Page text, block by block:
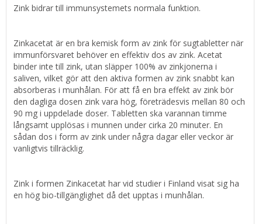
Zink bidrar till immunsystemets normala funktion.
Zinkacetat är en bra kemisk form av zink för sugtabletter när
immunförsvaret behöver en effektiv dos av zink. Acetat
binder inte till zink, utan släpper 100% av zinkjonerna i
saliven, vilket gör att den aktiva formen av zink snabbt kan
absorberas i munhålan. För att få en bra effekt av zink bör
den dagliga dosen zink vara hög, företrädesvis mellan 80 och
90 mg i uppdelade doser. Tabletten ska varannan timme
långsamt upplösas i munnen under cirka 20 minuter. En
sådan dos i form av zink under några dagar eller veckor är
vanligtvis tillräcklig.
Zink i formen Zinkacetat har vid studier i Finland visat sig ha
en hög bio-tillgänglighet då det upptas i munhålan.